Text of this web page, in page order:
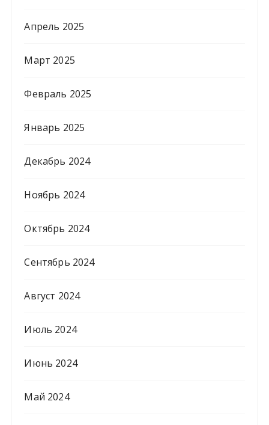
Апрель 2025
Март 2025
Февраль 2025
Январь 2025
Декабрь 2024
Ноябрь 2024
Октябрь 2024
Сентябрь 2024
Август 2024
Июль 2024
Июнь 2024
Май 2024